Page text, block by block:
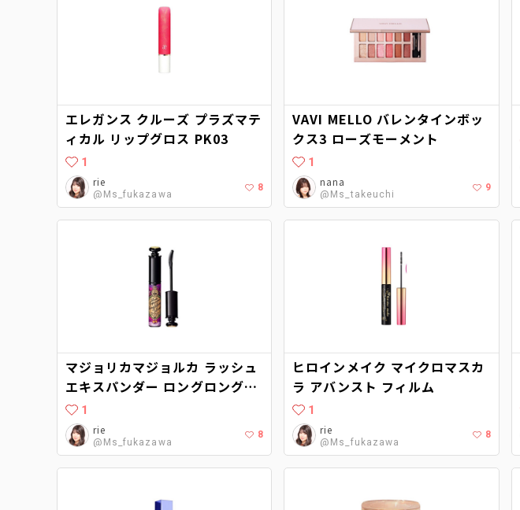
エレガンス クルーズ プラズマテ
ィカル リップグロス PK03
1
rie
@Ms_fukazawa
8
VAVI MELLO バレンタインボッ
クス3 ローズモーメント
1
nana
@Ms_takeuchi
9
マジョリカマジョルカ ラッシュ
エキスパンダー ロングロングロ
ング EX
1
rie
@Ms_fukazawa
8
ヒロインメイク マイクロマスカ
ラ アバンスト フィルム
1
rie
@Ms_fukazawa
8